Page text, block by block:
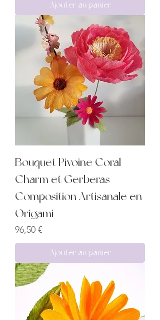
Ajouter au panier
Bouquet Pivoine Coral
Charm et Gerberas –
Composition Artisanale en
Origami
Prix
96,50 €
Ajouter au panier